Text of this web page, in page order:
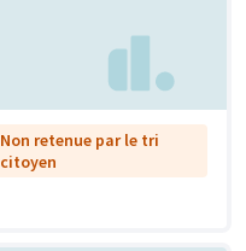
Non retenue par le tri
citoyen